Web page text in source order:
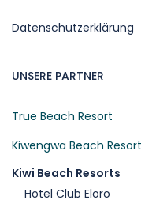
Datenschutzerklärung
UNSERE PARTNER
True Beach Resort
Kiwengwa Beach Resort
Kiwi Beach Resorts
Hotel Club Eloro